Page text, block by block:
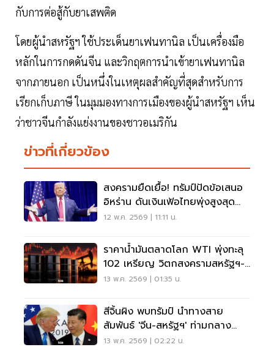
กับการต่อสู้กับยาเสพติด
โดยผู้นำสหรัฐฯ ใช้ประเด็นยาเฟนทานิล เป็นเครื่องมือ
หลักในการกดดันจีน และวิกฤตการนำเข้ายาเฟนทานิล
จากภายนอก เป็นหนึ่งในเหตุผลสำคัญที่สุดสำหรับการ
เรียกเก็บภาษี ในมุมมองทางการเมืองของผู้นำสหรัฐฯ เห็น
ว่าชาวจีนกำลังแย่งงานของชาวอเมริกัน
ข่าวที่เกี่ยวข้อง
สงครามยืดเยื้อ! ทรัมป์ปัดข้อเสนอ
อิหร่าน ดันเงินเฟ้อไทยพุ่งสูงสุด
รอบ 3 ปี
12 พ.ค. 2569 | 11:11 น.
ราคาน้ำมันตลาดโลก WTI พุ่งทะลุ
102 เหรียญ วิตกสงครามสหรัฐฯ-
อิหร่านยืดเยื้อ
13 พ.ค. 2569 | 01:35 น.
สีจิ้นผิง พบทรัมป์ นำทางสาย
สัมพันธ์ 'จีน-สหรัฐฯ' ท่ามกลาง
ความไม่แน่นอนโลก
13 พ.ค. 2569 | 02:22 น.